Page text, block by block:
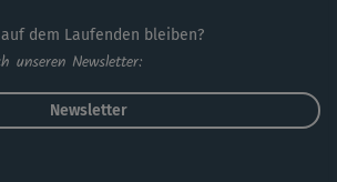
dem Laufenden bleiben?
unseren Newsletter:
Newsletter